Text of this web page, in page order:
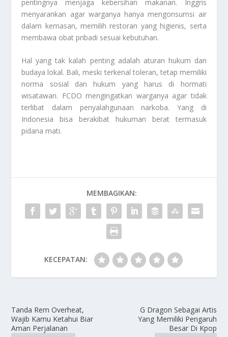
pentingnya menjaga kebersihan makanan. Inggris
menyarankan agar warganya hanya mengonsumsi air
dalam kemasan, memilih restoran yang higienis, serta
membawa obat pribadi sesuai kebutuhan.
Hal yang tak kalah penting adalah aturan hukum dan
budaya lokal. Bali, meski terkenal toleran, tetap memiliki
norma sosial dan hukum yang harus di hormati
wisatawan. FCDO mengingatkan warganya agar tidak
terlibat dalam penyalahgunaan narkoba. Yang di
Indonesia bisa berakibat hukuman berat termasuk
pidana mati.
MEMBAGIKAN:
KECEPATAN:
Tanda Rem Overheat,
Wajib Kamu Ketahui Biar
Aman Perjalanan
G Dragon Sebagai Artis
Yang Memiliki Pengaruh
Besar Di Kpop